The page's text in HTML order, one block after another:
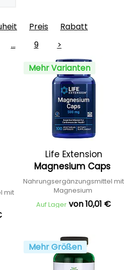
Preis
Rabatt
… 9
>
mit
Mehr Varianten
Life Extension
Magnesium Caps
Nahrungsergänzungsmittel mit
Magnesium
Auf Lager von 10,01 €
Mehr Größen